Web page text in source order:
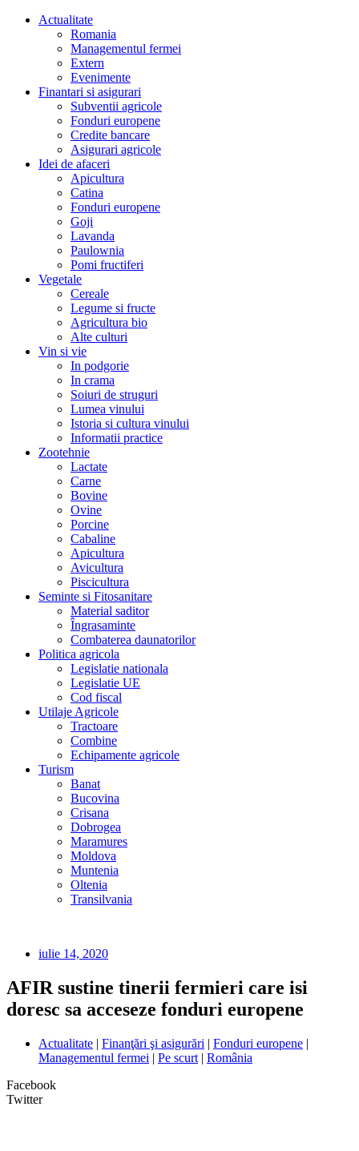
Actualitate
Romania
Managementul fermei
Extern
Evenimente
Finantari si asigurari
Subventii agricole
Fonduri europene
Credite bancare
Asigurari agricole
Idei de afaceri
Apicultura
Catina
Fonduri europene
Goji
Lavanda
Paulownia
Pomi fructiferi
Vegetale
Cereale
Legume si fructe
Agricultura bio
Alte culturi
Vin si vie
In podgorie
In crama
Soiuri de struguri
Lumea vinului
Istoria si cultura vinului
Informatii practice
Zootehnie
Lactate
Carne
Bovine
Ovine
Porcine
Cabaline
Apicultura
Avicultura
Piscicultura
Seminte si Fitosanitare
Material saditor
Îngrasaminte
Combaterea daunatorilor
Politica agricola
Legislatie nationala
Legislatie UE
Cod fiscal
Utilaje Agricole
Tractoare
Combine
Echipamente agricole
Turism
Banat
Bucovina
Crisana
Dobrogea
Maramures
Moldova
Muntenia
Oltenia
Transilvania
iulie 14, 2020
AFIR sustine tinerii fermieri care isi
doresc sa acceseze fonduri europene
Actualitate | Finanţări şi asigurări | Fonduri europene |
Managementul fermei | Pe scurt | România
Facebook
Twitter